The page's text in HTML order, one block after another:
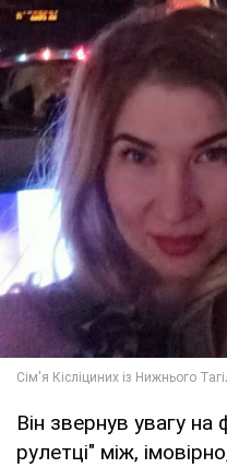
Він звернув увагу
рулетці" між,